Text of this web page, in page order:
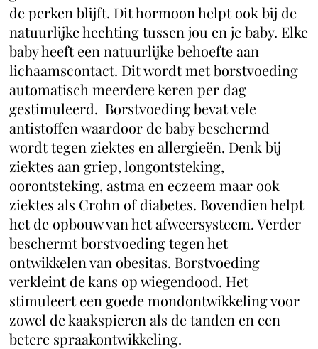
de perken blijft. Dit hormoon helpt ook bij de
natuurlijke hechting tussen jou en je baby. Elke
baby heeft een natuurlijke behoefte aan
lichaamscontact. Dit wordt met borstvoeding
automatisch meerdere keren per dag
gestimuleerd. Borstvoeding bevat vele
antistoffen waardoor de baby beschermd
wordt tegen ziektes en allergieën. Denk bij
ziektes aan griep, longontsteking,
oorontsteking, astma en eczeem maar ook
ziektes als Crohn of diabetes. Bovendien helpt
het de opbouw van het afweersysteem. Verder
beschermt borstvoeding tegen het
ontwikkelen van obesitas. Borstvoeding
verkleint de kans op wiegendood. Het
stimuleert een goede mondontwikkeling voor
zowel de kaakspieren als de tanden en een
betere spraakontwikkeling.